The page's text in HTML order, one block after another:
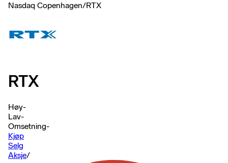
Nasdaq Copenhagen/RTX
RTX
Høy-
Lav-
Omsetning-
Kjøp
Selg
Aksje/